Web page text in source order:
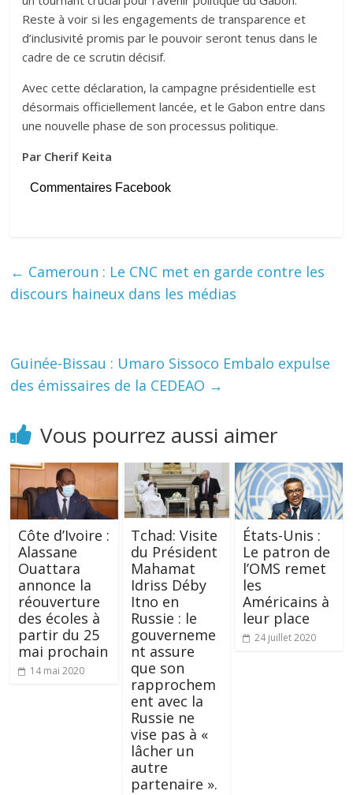
Reste à voir si les engagements de transparence et
d’inclusivité promis par le pouvoir seront tenus dans le
cadre de ce scrutin décisif.
Avec cette déclaration, la campagne présidentielle est
désormais officiellement lancée, et le Gabon entre dans
une nouvelle phase de son processus politique.
Par Cherif Keita
Commentaires Facebook
← Cameroun : Le CNC met en garde contre les
discours haineux dans les médias
Guinée-Bissau : Umaro Sissoco Embalo expulse
des émissaires de la CEDEAO →
Vous pourrez aussi aimer
Côte d’Ivoire :
Alassane
Ouattara
annonce la
réouverture
des écoles à
partir du 25
mai prochain
14 mai 2020
Tchad: Visite
du Président
Mahamat
Idriss Déby
Itno en
Russie : le
gouverneme
nt assure
que son
rapprochem
ent avec la
Russie ne
vise pas à «
lâcher un
autre
partenaire ».
États-Unis :
Le patron de
l’OMS remet
les
Américains à
leur place
24 juillet 2020